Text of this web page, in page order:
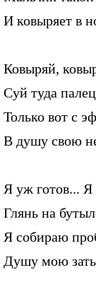
И ковыряет в
Ковыряй,
Суй туда
Только вот с
В душу свою
Я уж готов... Я
Глянь на
Я собираю
Душу мою